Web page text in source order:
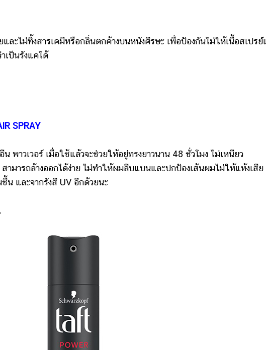
ไม่ทิ้งสารเคมีหรือกลิ่นตกค้างบนหนังศีรษะ เพื่อป้องกันไม่ให้เนื้อสเปรย์
เป็นรังแคได้
SPRAY
วเวอร์ เมื่อใช้แล้วจะช่วยให้อยู่ทรงยาวนาน 48 ชั่วโมง ไม่เหนียว
สามารถล้างออกได้ง่าย ไม่ทำให้ผมลีบแบนและปกป้องเส้นผมไม่ให้แห้งเสีย
น และจากรังสี UV อีกด้วยนะ